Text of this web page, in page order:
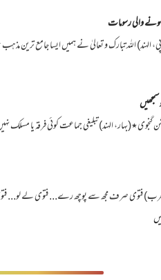
والی رسومات
الہند) اللہ تبارک و تعالیٰ نے ہمیں ایسا جامع
گنجوی٭(بہار، الہند) تبلیغی جماعت کوئی فرقہ یا مسلک
فتوی صرف مجھ سے پوچھ رے... فتوی لے